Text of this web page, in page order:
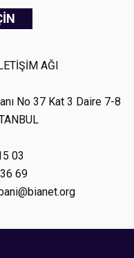
AĞI
No 37 Kat 3 Daire 7-8
03
69